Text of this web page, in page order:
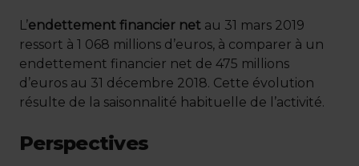
L’endettement financier net au 31 mars 2019
ressort à 1 068 millions d’euros, à comparer à un
endettement financier net de 475 millions
d’euros au 31 décembre 2018. Cette évolution
résulte de la saisonnalité habituelle de l’activité.
Perspectives